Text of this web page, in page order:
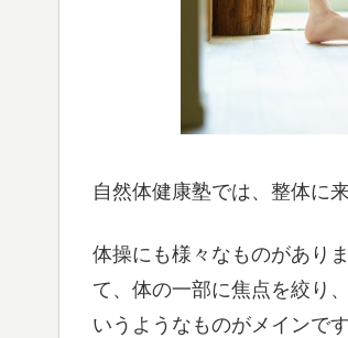
自然体健康塾では、整体に
体操にも様々なものがあり
て、体の一部に焦点を絞り
いうようなものがメインです